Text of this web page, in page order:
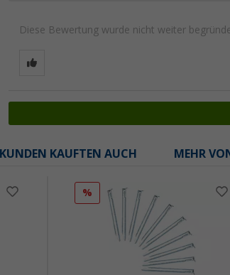
Diese Bewertung wurde nicht weiter
KUNDEN KAUFTEN AUCH MEHR
%